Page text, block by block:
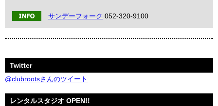
サンデーフォーク 052-320-9100
Twitter
@clubrootsさんのツイート
レンタルスタジオ OPEN!!